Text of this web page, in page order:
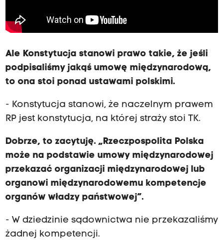
Ale Konstytucja stanowi prawo takie, że jeśli
podpisaliśmy jakąś umowę międzynarodową,
to ona stoi ponad ustawami polskimi.
- Konstytucja stanowi, że naczelnym prawem
RP jest konstytucja, na której straży stoi TK.
Dobrze, to zacytuję. „Rzeczpospolita Polska
może na podstawie umowy międzynarodowej
przekazać organizacji międzynarodowej lub
organowi międzynarodowemu kompetencje
organów władzy państwowej”.
- W dziedzinie sądownictwa nie przekazaliśmy
żadnej kompetencji.